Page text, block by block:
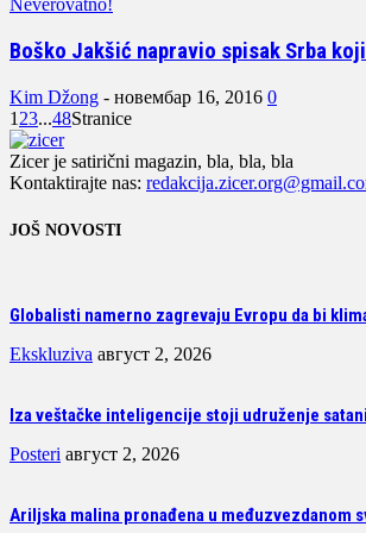
Neverovatno!
Boško Jakšić napravio spisak Srba
Kim Džong - новембар 16, 2016 0
1 23...48Stranice
Zicer je satirični magazin, bla, bla, bla
Kontaktirajte nas:
JOŠ NOVOSTI
Globalisti namerno zagrevaju Evropu da bi
Ekskluziva август 2, 2026
Iza veštačke inteligencije stoji udruženje
Posteri август 2, 2026
Ariljska malina pronađena u međuzvezdanom